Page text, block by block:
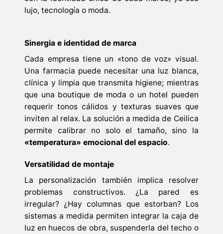
lujo, tecnología o moda.
Sinergia e identidad de marca
Cada empresa tiene un «tono de voz» visual.
Una farmacia puede necesitar una luz blanca,
clínica y limpia que transmita higiene; mientras
que una boutique de moda o un hotel pueden
requerir tonos cálidos y texturas suaves que
inviten al relax. La solución a medida de Ceilica
permite calibrar no solo el tamaño, sino la
«temperatura» emocional del espacio.
Versatilidad de montaje
La personalización también implica resolver
problemas constructivos. ¿La pared es
irregular? ¿Hay columnas que estorban? Los
sistemas a medida permiten integrar la caja de
luz en huecos de obra, suspenderla del techo o